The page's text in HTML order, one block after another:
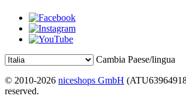
Cambia Paese/lingua
© 2010-2026 niceshops GmbH
reserved.